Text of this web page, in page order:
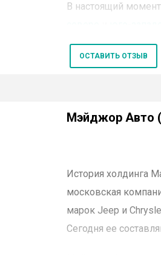
В настоящий
модельный ряд авто
Ceed SW, RIO X-
реализует
оказывает
страхование;
ОСТАВИТЬ ОТЗЫВ
Мэйджор Авто
История холдинга
московская
марок Jeep и
Сегодня ее